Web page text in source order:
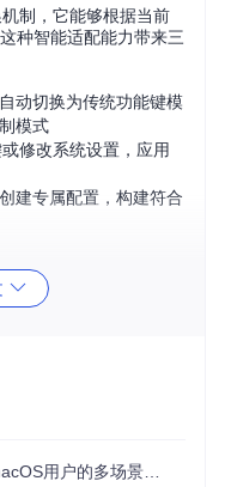
制，它能够根据当前
种智能适配能力带来三
动切换为传统功能键模
模式
修改系统设置，应用
建专属配置，构建符合
现代的设计风格
多场景工作效率提升30%